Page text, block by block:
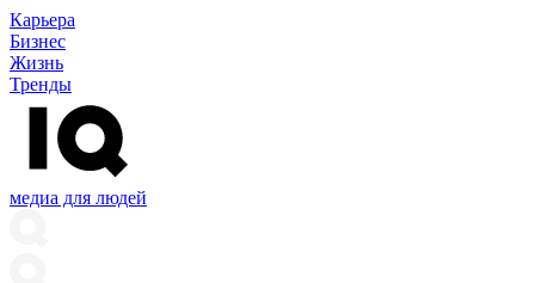
Карьера
Бизнес
Жизнь
Тренды
медиа для людей